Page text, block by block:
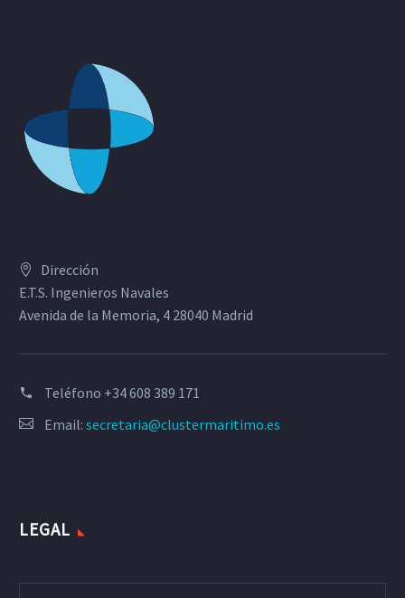
Dirección
E.T.S. Ingenieros Navales
Avenida de la Memoria, 4 28040 Madrid
Teléfono +34 608 389 171
Email: secretaria@clustermaritimo.es
LEGAL